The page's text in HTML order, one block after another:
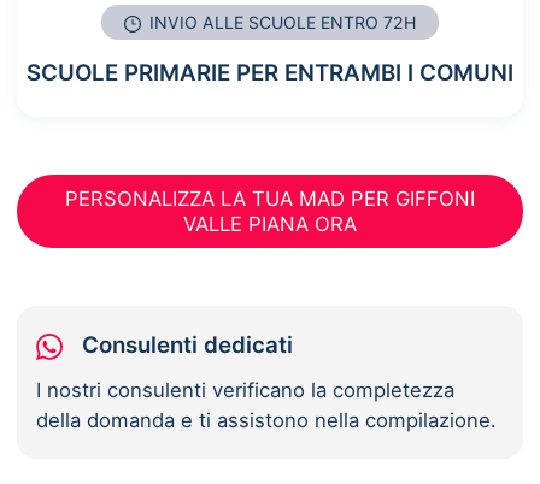
INVIO ALLE SCUOLE ENTRO 72H
SCUOLE PRIMARIE PER ENTRAMBI I COMUNI
PERSONALIZZA LA TUA MAD PER GIFFONI
VALLE PIANA ORA
Consulenti dedicati
I nostri consulenti verificano la completezza
della domanda e ti assistono nella compilazione.